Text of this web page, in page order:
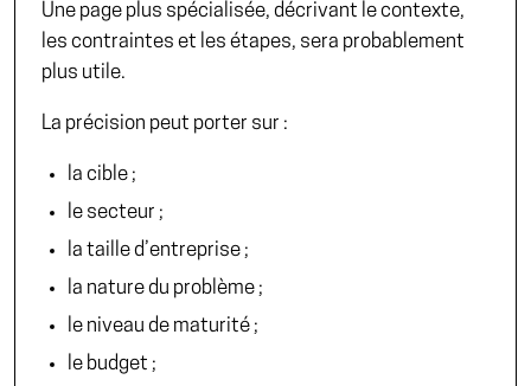
Une page plus spécialisée, décrivant le contexte,
les contraintes et les étapes, sera probablement
plus utile.
La précision peut porter sur :
la cible ;
le secteur ;
la taille d’entreprise ;
la nature du problème ;
le niveau de maturité ;
le budget ;